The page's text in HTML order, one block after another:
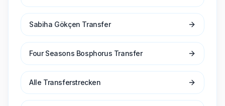
Sabiha Gökçen Transfer
Four Seasons Bosphorus Transfer
Alle Transferstrecken